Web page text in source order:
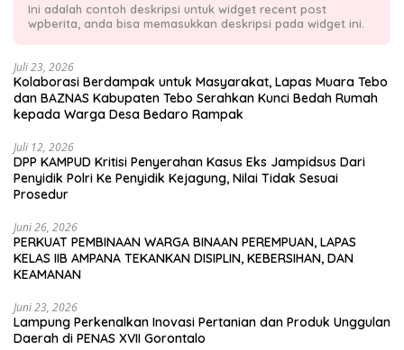
Ini adalah contoh deskripsi untuk widget recent post
wpberita, anda bisa memasukkan deskripsi pada widget ini.
Juli 23, 2026
Kolaborasi Berdampak untuk Masyarakat, Lapas Muara Tebo
dan BAZNAS Kabupaten Tebo Serahkan Kunci Bedah Rumah
kepada Warga Desa Bedaro Rampak
Juli 12, 2026
DPP KAMPUD Kritisi Penyerahan Kasus Eks Jampidsus Dari
Penyidik Polri Ke Penyidik Kejagung, Nilai Tidak Sesuai
Prosedur
Juni 26, 2026
PERKUAT PEMBINAAN WARGA BINAAN PEREMPUAN, LAPAS
KELAS IIB AMPANA TEKANKAN DISIPLIN, KEBERSIHAN, DAN
KEAMANAN
Juni 23, 2026
Lampung Perkenalkan Inovasi Pertanian dan Produk Unggulan
Daerah di PENAS XVII Gorontalo